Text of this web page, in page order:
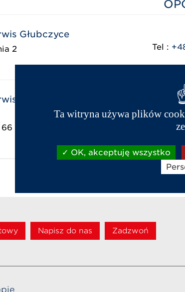
Głubczyce
2
Tel :
Opole - Bosch Car
66
Tel :77
Napisz do nas Zadzwoń
Ta witryna używa plików
OK, akceptuję wszystko